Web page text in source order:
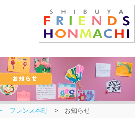
フレンズ本町 > お知らせ